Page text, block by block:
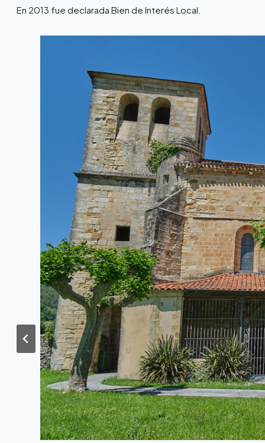
En 2013 fue declarada Bien de Interés Local.